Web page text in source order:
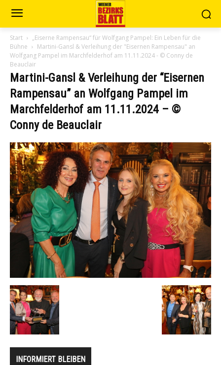
Start
„Eiserne Rampensau“ für Wolfgang Pampel: Ein Leben für die
Bühne
Martini-Gansl & Verleihung der "Eisernen Rampensau" an
Wolfgang Pampel im Marchfelderhof am 11.11.2024 - © Conny de
Beauclair
Martini-Gansl & Verleihung der “Eisernen
Rampensau” an Wolfgang Pampel im
Marchfelderhof am 11.11.2024 – ©
Conny de Beauclair
INFORMIERT BLEIBEN